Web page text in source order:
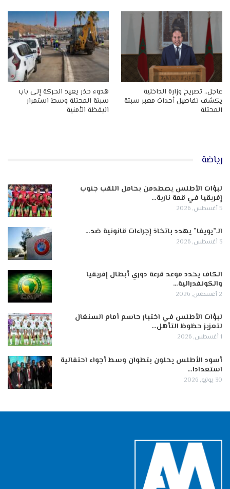
عاجل.. تصريح وزارة الداخلية
يكشف تفاصيل أحداث معبر سبتة
المحتلة
هدوء حذر يعيد الحركة إلى باب
سبتة المحتلة وسط استمرار
اليقظة الأمنية
رياضة
لبؤات الأطلس يصطدمن بحامل اللقب جنوب
إفريقيا في قمة نارية…
5 أغسطس, 2026
الـ”يويفا” يهدد باتخاذ إجراءات قانونية ضد…
3 أغسطس, 2026
الكاف يحدد موعد قرعة دوري أبطال إفريقيا
والكونفدرالية…
2 أغسطس, 2026
لبؤات الأطلس في اختبار حاسم أمام السنغال
لتعزيز حظوظ التأهل…
1 أغسطس, 2026
أسود الأطلس يحلون بتطوان وسط أجواء احتفالية
استعدادا…
30 يوليو, 2026